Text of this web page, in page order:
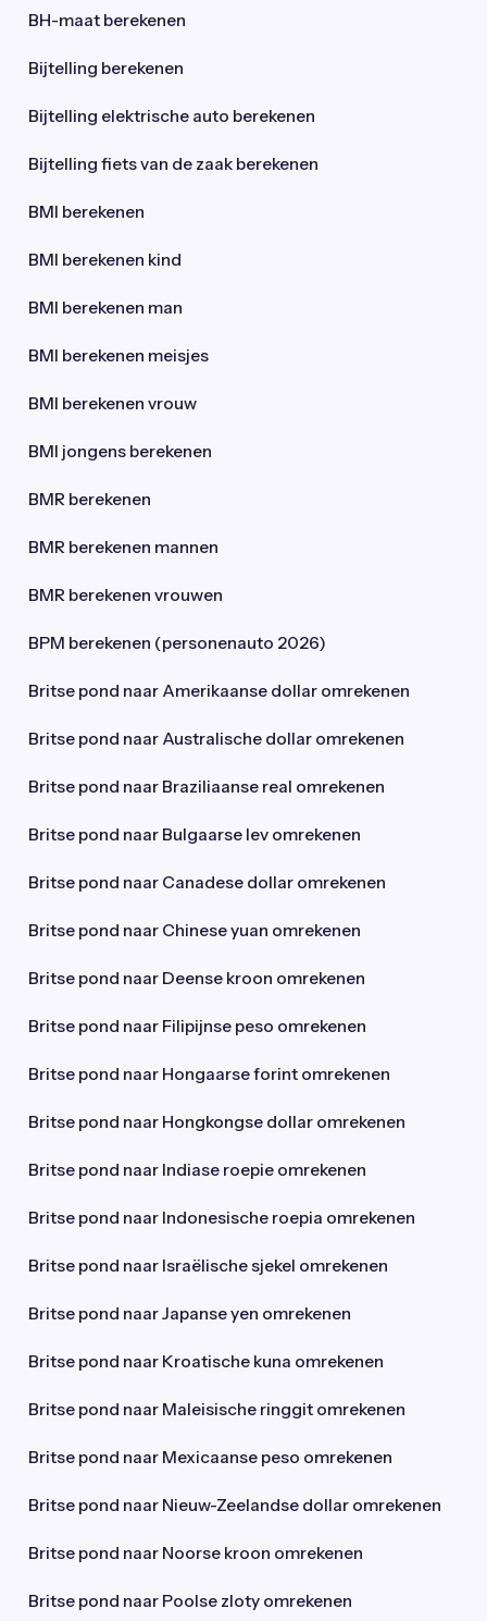
BH-maat berekenen
Bijtelling berekenen
Bijtelling elektrische auto berekenen
Bijtelling fiets van de zaak berekenen
BMI berekenen
BMI berekenen kind
BMI berekenen man
BMI berekenen meisjes
BMI berekenen vrouw
BMI jongens berekenen
BMR berekenen
BMR berekenen mannen
BMR berekenen vrouwen
BPM berekenen (personenauto 2026)
Britse pond naar Amerikaanse dollar omrekenen
Britse pond naar Australische dollar omrekenen
Britse pond naar Braziliaanse real omrekenen
Britse pond naar Bulgaarse lev omrekenen
Britse pond naar Canadese dollar omrekenen
Britse pond naar Chinese yuan omrekenen
Britse pond naar Deense kroon omrekenen
Britse pond naar Filipijnse peso omrekenen
Britse pond naar Hongaarse forint omrekenen
Britse pond naar Hongkongse dollar omrekenen
Britse pond naar Indiase roepie omrekenen
Britse pond naar Indonesische roepia omrekenen
Britse pond naar Israëlische sjekel omrekenen
Britse pond naar Japanse yen omrekenen
Britse pond naar Kroatische kuna omrekenen
Britse pond naar Maleisische ringgit omrekenen
Britse pond naar Mexicaanse peso omrekenen
Britse pond naar Nieuw-Zeelandse dollar omrekenen
Britse pond naar Noorse kroon omrekenen
Britse pond naar Poolse zloty omrekenen